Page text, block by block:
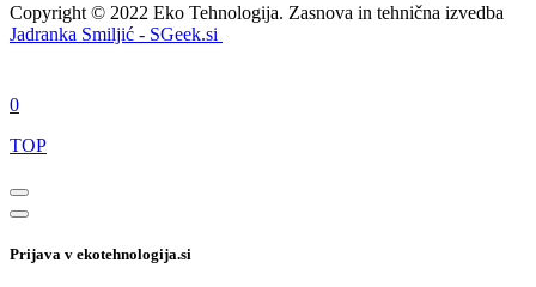
Copyright © 2022 Eko Tehnologija. Zasnova in tehnična izvedba
Jadranka Smiljić - SGeek.si
0
TOP
Prijava v ekotehnologija.si